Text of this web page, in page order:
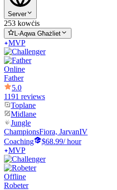
Server
253 kowċis
L-Aqwa Għażliet
MVP
Online
Father
5.0
1191 reviews
Toplane
Midlane
Jungle
ChampionsFiora, JarvanIV
Coaching
$68.99/ hour
MVP
Offline
Robeter